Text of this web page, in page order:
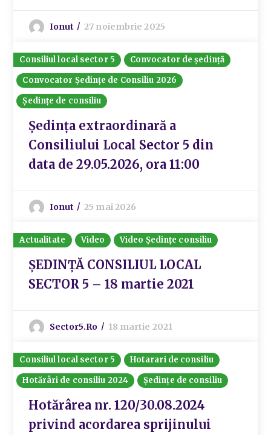
Ionut 27 noiembrie 2025
Consiliul local sector 5
Convocator de ședință
Convocator Ședințe de Consiliu 2026
Ședințe de consiliu
Ședința extraordinară a
Consiliului Local Sector 5 din
data de 29.05.2026, ora 11:00
Ionut 25 mai 2026
Actualitate Video Video Ședințe consiliu
ȘEDINȚĂ CONSILIUL LOCAL
SECTOR 5 – 18 martie 2021
Sector5.ro 18 martie 2021
Consiliul local sector 5
Hotarari de consiliu
Hotărâri de consiliu 2024
Ședințe de consiliu
Hotărârea nr. 120/30.08.2024
privind acordarea sprijinului